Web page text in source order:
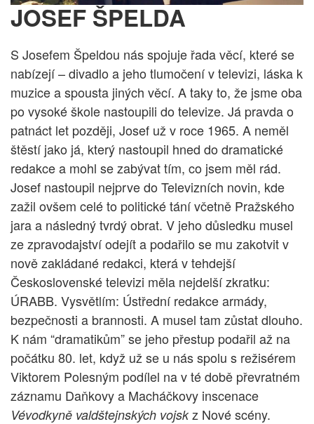
JOSEF ŠPELDA
S Josefem Špeldou nás spojuje řada věcí, které se
nabízejí – divadlo a jeho tlumočení v televizi, láska k
muzice a spousta jiných věcí. A taky to, že jsme oba
po vysoké škole nastoupili do televize. Já pravda o
patnáct let později, Josef už v roce 1965. A neměl
štěstí jako já, který nastoupil hned do dramatické
redakce a mohl se zabývat tím, co jsem měl rád.
Josef nastoupil nejprve do Televizních novin, kde
zažil ovšem celé to politické tání včetně Pražského
jara a následný tvrdý obrat. V jeho důsledku musel
ze zpravodajství odejít a podařilo se mu zakotvit v
nově zakládané redakci, která v tehdejší
Československé televizi měla nejdelší zkratku:
ÚRABB. Vysvětlím: Ústřední redakce armády,
bezpečnosti a brannosti. A musel tam zůstat dlouho.
K nám “dramatikům” se jeho přestup podařil až na
počátku 80. let, když už se u nás spolu s režisérem
Viktorem Polesným podílel na v té době převratném
záznamu Daňkovy a Macháčkovy inscenace
Vévodkyně valdštejnských vojskz Nové scény.